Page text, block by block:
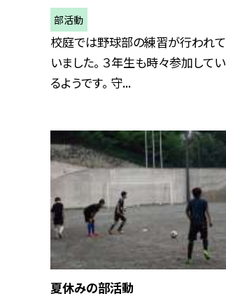
部活動
校庭では野球部の練習が行われて
いました。 ３年生も時々参加してい
るようです。 守...
夏休みの部活動